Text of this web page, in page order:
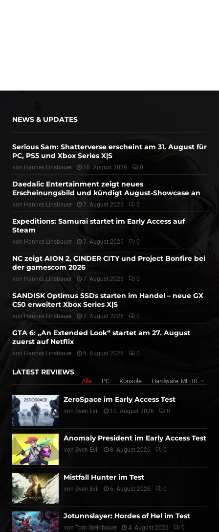
NEWS & UPDATES
Serious Sam: Shatterverse erscheint am 31. August für
PC, PS5 und Xbox Series X|S
von Hannes Linsbauer 10. August 2026 0
Daedalic Entertainment zeigt neues
Erscheinungsbild und kündigt August-Showcase an
von Hannes Linsbauer 7. August 2026 0
Expeditions: Samurai startet im Early Access auf
Steam
von Hannes Linsbauer 7. August 2026 0
NC zeigt AION 2, CINDER CITY und Project Bonfire bei
der gamescom 2026
von Hannes Linsbauer 7. August 2026 0
SANDISK Optimus SSDs starten im Handel – neue GX
C50 erweitert Xbox Series X|S
von Hannes Linsbauer 7. August 2026 0
GTA 6: „An Extended Look“ startet am 27. August
zuerst auf Netflix
von Hannes Linsbauer 6. August 2026 0
LATEST REVIEWS
Alle PC Konsole Hardware MEHR
ZeroSpace im Early Access Test
von Sven Evil 10. August 2026 0
Anomaly President im Early Access Test
von Sven Evil 8. August 2026 0
Mistfall Hunter im Test
von Sven Evil 6. August 2026 0
Jotunnslayer: Hordes of Hel im Test
von Tom Steinbauer 4. August 2026 0